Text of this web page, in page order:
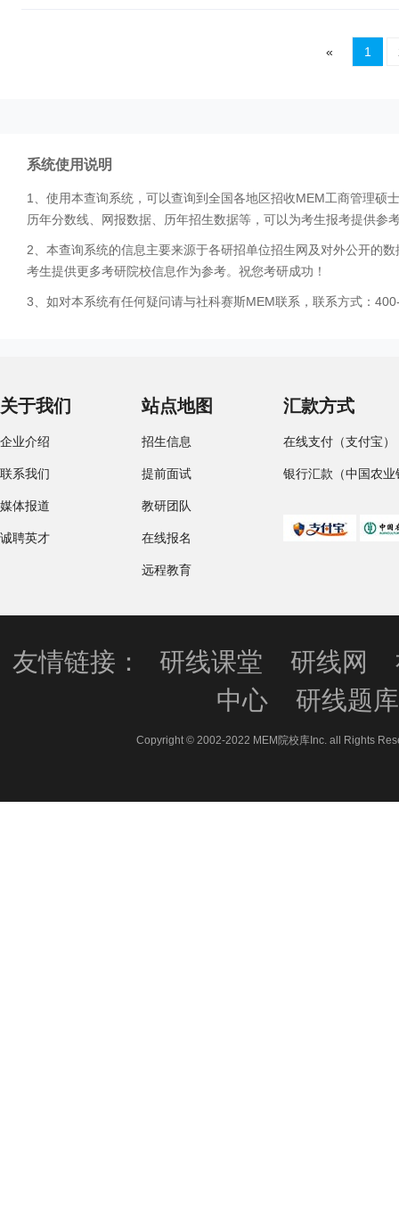
« 1
系统使用说明
1、使用本查询系统，可以查询到全国各地区招收MEM工商管理硕
历年分数线、网报数据、历年招生数据等，可以为考生报考提供参
2、本查询系统的信息主要来源于各研招单位招生网及对外公开的
考生提供更多考研院校信息作为参考。祝您考研成功！
3、如对本系统有任何疑问请与社科赛斯MEM联系，联系方式：
关于我们
企业介绍
联系我们
媒体报道
诚聘英才
站点地图
招生信息
提前面试
教研团队
在线报名
远程教育
汇款方式
在线支付（支付宝）
银行汇款（中国农业
友情链接： 研线课堂 研线网
中心
研线题库
Copyright © 2002-2022 MEM院校库Inc. all Rights